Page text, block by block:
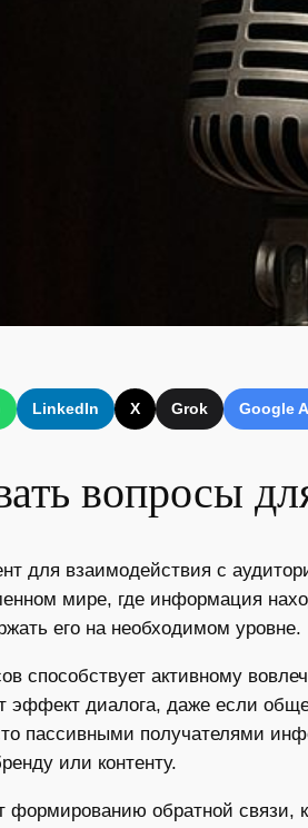
LinkedIn X Grok Google
вопросы
для взаимодействия с
мире, где информация
его на необходимом уровне.
способствует активному
эффект диалога, даже если
пассивными получателями
или контенту.
формированию обратной